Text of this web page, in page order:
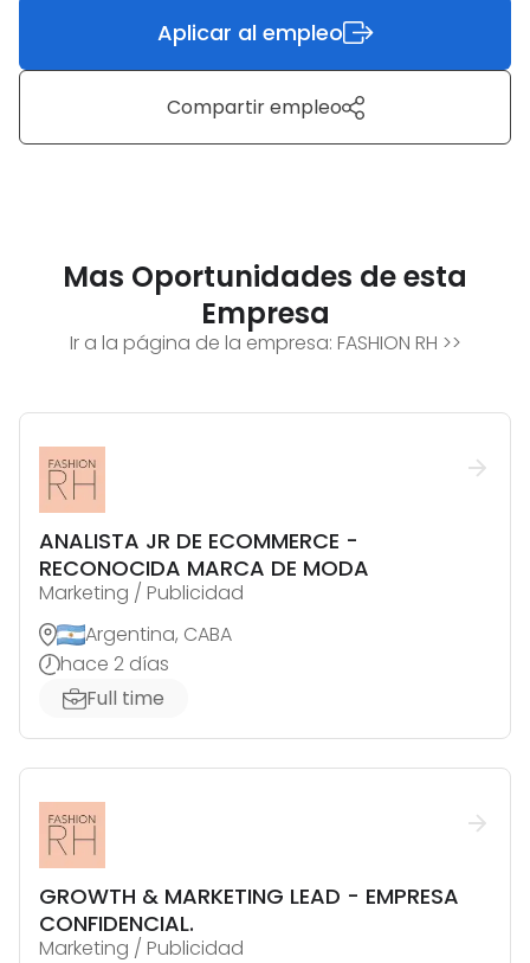
Aplicar al empleo
Compartir empleo
Mas Oportunidades de esta
Empresa
Ir a la página de la empresa: FASHION RH >>
ANALISTA JR DE ECOMMERCE -
RECONOCIDA MARCA DE MODA
Marketing / Publicidad
Argentina, CABA
hace 2 días
Full time
GROWTH & MARKETING LEAD - EMPRESA
CONFIDENCIAL.
Marketing / Publicidad